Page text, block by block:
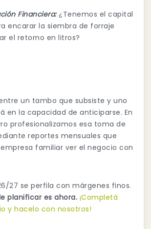
Financiera:¿Tenemos el capital
encarar la siembra de forraje
el retorno en litros?
un tambo que subsiste y uno
en la capacidad de anticiparse. En
profesionalizamos esa toma de
reportes mensuales que
familiar ver el negocio con
27 se perfila con márgenes finos.
planificar es ahora. ¡Completá
y hacelo con nosotros!